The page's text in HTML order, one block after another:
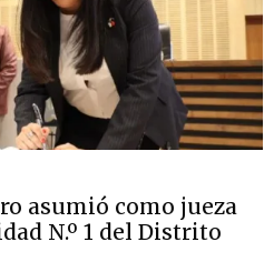
asumió como jueza
N.º 1 del Distrito